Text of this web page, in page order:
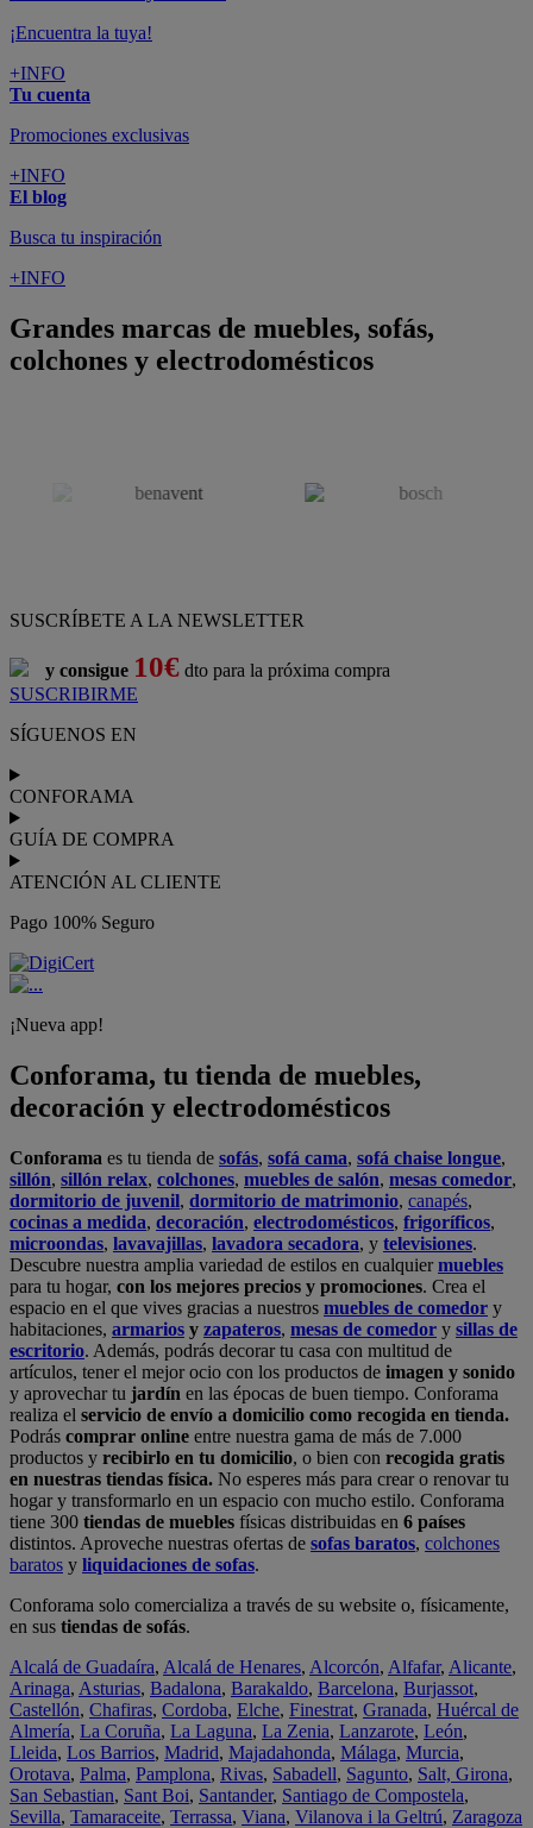
¡Encuentra la tuya!
+INFO
Tu cuenta
Promociones exclusivas
+INFO
El blog
Busca tu inspiración
+INFO
Grandes marcas de muebles, sofás,
colchones y electrodomésticos
SUSCRÍBETE A LA NEWSLETTER
y consigue 10€ dto para la próxima compra
SUSCRIBIRME
SÍGUENOS EN
CONFORAMA
GUÍA DE COMPRA
ATENCIÓN AL CLIENTE
Pago 100% Seguro
¡Nueva app!
Conforama, tu tienda de muebles,
decoración y electrodomésticos
Conforama es tu tienda de sofás, sofá cama, sofá chaise longue,
sillón, sillón relax, colchones, muebles de salón, mesas comedor,
dormitorio de juvenil, dormitorio de matrimonio, canapés,
cocinas a medida, decoración, electrodomésticos, frigoríficos,
microondas, lavavajillas, lavadora secadora, y televisiones.
Descubre nuestra amplia variedad de estilos en cualquiermuebles
para tu hogar, con los mejores precios y promociones. Crea el
espacio en el que vives gracias a nuestros muebles de comedor y
habitaciones, armarios y zapateros, mesas de comedor y sillas de
escritorio. Además, podrás decorar tu casa con multitud de
artículos, tener el mejor ocio con los productos de imagen y sonido
y aprovechar tu jardín en las épocas de buen tiempo. Conforama
realiza el servicio de envío a domicilio como recogida en tienda.
Podrás comprar online entre nuestra gama de más de 7.000
productos y recibirlo en tu domicilio, o bien con recogida gratis
en nuestras tiendas física. No esperes más para crear o renovar tu
hogar y transformarlo en un espacio con mucho estilo. Conforama
tiene 300 tiendas de muebles físicas distribuidas en 6 países
distintos. Aproveche nuestras ofertas de sofas baratos, colchones
baratos y liquidaciones de sofas.
Conforama solo comercializa a través de su website o, físicamente,
en sus tiendas de sofás.
Alcalá de Guadaíra, Alcalá de Henares, Alcorcón, Alfafar, Alicante,
Arinaga, Asturias, Badalona, Barakaldo, Barcelona, Burjassot,
Castellón, Chafiras, Cordoba, Elche, Finestrat, Granada, Huércal de
Almería, La Coruña, La Laguna, La Zenia, Lanzarote, León,
Lleida, Los Barrios, Madrid, Majadahonda, Málaga, Murcia,
Orotava, Palma, Pamplona, Rivas, Sabadell, Sagunto, Salt, Girona,
San Sebastian, Sant Boi, Santander, Santiago de Compostela,
Sevilla, Tamaraceite, Terrassa, Viana, Vilanova i la Geltrú, Zaragoza